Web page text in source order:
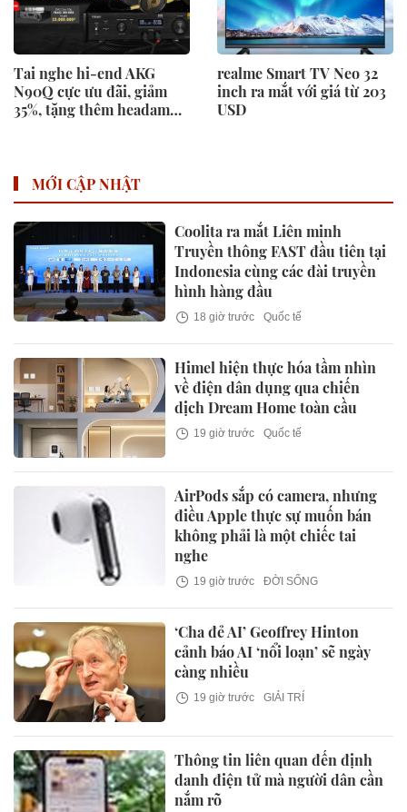
Tai nghe hi-end AKG
N90Q cực ưu đãi, giảm
35%, tặng thêm headamp
realme Smart TV Neo 32
inch ra mắt với giá từ 203
USD
MỚI CẬP NHẬT
Coolita ra mắt Liên minh
Truyền thông FAST đầu tiên tại
Indonesia cùng các đài truyền
hình hàng đầu
18 giờ trước Quốc tế
Himel hiện thực hóa tầm nhìn
về điện dân dụng qua chiến
dịch Dream Home toàn cầu
19 giờ trước Quốc tế
AirPods sắp có camera, nhưng
điều Apple thực sự muốn bán
không phải là một chiếc tai
nghe
19 giờ trước ĐỜI SỐNG
‘Cha đẻ AI’ Geoffrey Hinton
cảnh báo AI ‘nổi loạn’ sẽ ngày
càng nhiều
19 giờ trước GIẢI TRÍ
Thông tin liên quan đến định
danh điện tử mà người dân cần
nắm rõ